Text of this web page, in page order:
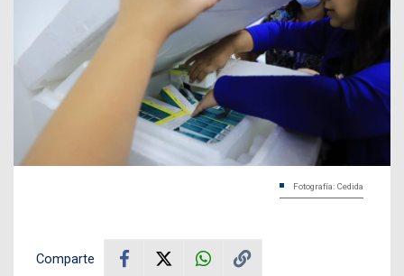
Fotografía: Cedida
Comparte